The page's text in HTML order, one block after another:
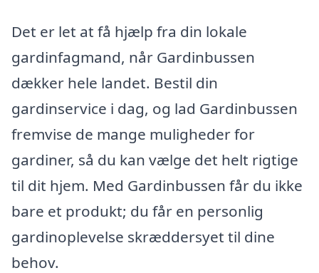
Det er let at få hjælp fra din lokale
gardinfagmand, når Gardinbussen
dækker hele landet. Bestil din
gardinservice i dag, og lad Gardinbussen
fremvise de mange muligheder for
gardiner, så du kan vælge det helt rigtige
til dit hjem. Med Gardinbussen får du ikke
bare et produkt; du får en personlig
gardinoplevelse skræddersyet til dine
behov.